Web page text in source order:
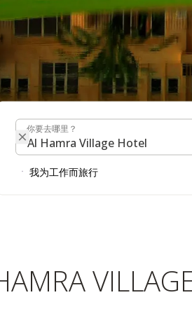
哈姆
你要去哪里？
你要去哪里？
我为工作而旅行